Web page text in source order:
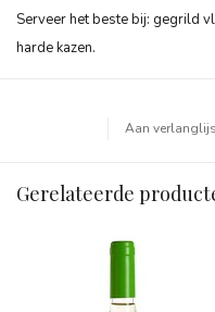
Serveer het beste bij: gegrild
harde kazen.
Aan
Gerelateerde